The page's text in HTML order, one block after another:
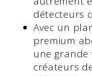
détecteurs
Avec un
premium
une grande
créateurs